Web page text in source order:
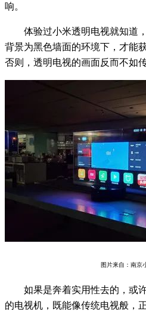
响。
体验过小米透明电视就知道
背景为黑色墙面的环境下，才能
否则，透明电视的画面反而不如
图片来自：南京
如果是奔着实用性去的，或
的电视机，既能像传统电视般，